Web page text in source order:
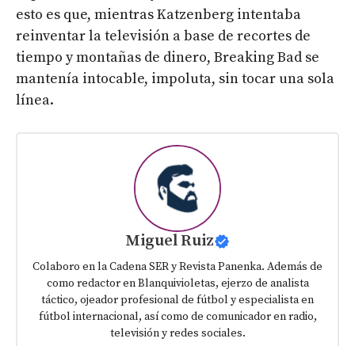
esto es que, mientras Katzenberg intentaba
reinventar la televisión a base de recortes de
tiempo y montañas de dinero, Breaking Bad se
mantenía intocable, impoluta, sin tocar una sola
línea.
Miguel Ruiz
Colaboro en la Cadena SER y Revista Panenka. Además de
como redactor en Blanquivioletas, ejerzo de analista
táctico, ojeador profesional de fútbol y especialista en
fútbol internacional, así como de comunicador en radio,
televisión y redes sociales.